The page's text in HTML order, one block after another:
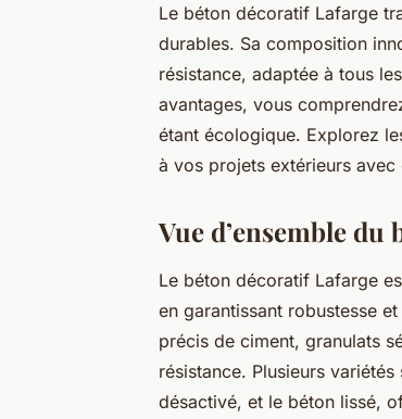
Le béton décoratif Lafarge
durables. Sa composition
résistance, adaptée à tous
avantages, vous
étant écologique. Explorez
à vos projets extérieurs
Vue d’ensemble
Le béton décoratif Lafarge
en garantissant robustesse
précis de ciment, granulats
résistance. Plusieurs
désactivé, et le béton lissé,